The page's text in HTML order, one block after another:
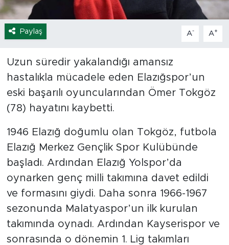
Paylaş A- A+
Uzun süredir yakalandığı amansız
hastalıkla mücadele eden Elazığspor’un
eski başarılı oyuncularından Ömer Tokgöz
(78) hayatını kaybetti.
1946 Elazığ doğumlu olan Tokgöz, futbola
Elazığ Merkez Gençlik Spor Kulübünde
başladı. Ardından Elazığ Yolspor’da
oynarken genç milli takımına davet edildi
ve formasını giydi. Daha sonra 1966-1967
sezonunda Malatyaspor’un ilk kurulan
takımında oynadı. Ardından Kayserispor ve
sonrasında o dönemin 1. Lig takımları
Hava Durumu
Bingöl Kaza Haberleri